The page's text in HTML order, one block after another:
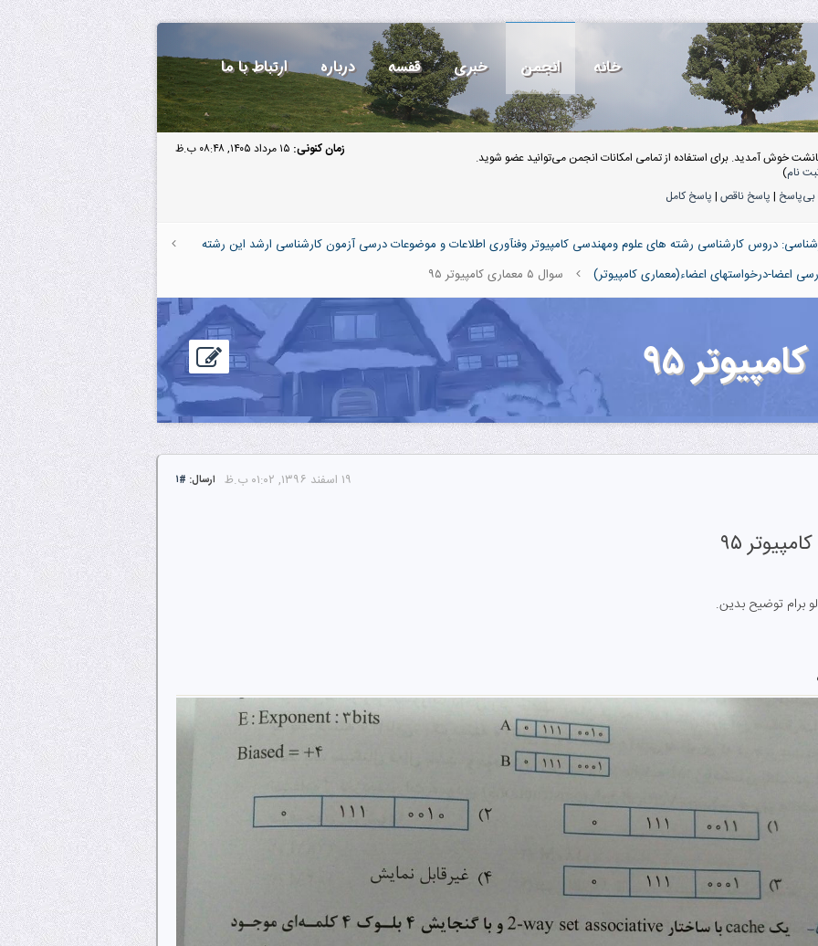
خانه انجمن خبری قفسه درباره ارتباط با ما
زمان کنونی: ۱۵ مرداد ۱۴۰۵, ۰۸:۴۸ ب.ظ
خوش آمدید. برای استفاده از تمامی امکانات انجمن می‌توانید عضو شوید.
نام)
بی‌پاسخ | پاسخ ناقص | پاسخ کامل
دروس کارشناسی رشته های علوم ومهندسی کامپیوتر وفنآوری اطلاعات و موضوعات درسی آزمون کارشناسی ارشد این رشته
اعضا-درخواستهای اعضاء(معماری کامپیوتر) سوال ۵ معماری کامپیوتر ۹۵
ارسال: #۱
۱۹ اسفند ۱۳۹۶, ۰۱:۰۲ ب.ظ
برام توضیح بدین.